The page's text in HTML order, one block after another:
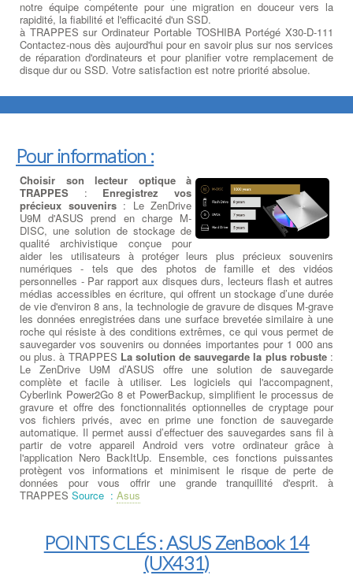
notre équipe compétente pour une migration en douceur vers la
rapidité, la fiabilité et l'efficacité d'un SSD.
à TRAPPES sur Ordinateur Portable TOSHIBA Portégé X30-D-111
Contactez-nous dès aujourd'hui pour en savoir plus sur nos services
de réparation d'ordinateurs et pour planifier votre remplacement de
disque dur ou SSD. Votre satisfaction est notre priorité absolue.
Pour information :
Choisir son lecteur optique à
TRAPPES : Enregistrez vos
précieux souvenirs: Le ZenDrive
U9M d'ASUS prend en charge M-
DISC, une solution de stockage de
qualité archivistique conçue pour
aider les utilisateurs à protéger leurs plus précieux souvenirs
numériques - tels que des photos de famille et des vidéos
personnelles - Par rapport aux disques durs, lecteurs flash et autres
médias accessibles en écriture, qui offrent un stockage d’une durée
de vie d'environ 8 ans, la technologie de gravure de disques M-grave
les données enregistrées dans une surface brevetée similaire à une
roche qui résiste à des conditions extrêmes, ce qui vous permet de
sauvegarder vos souvenirs ou données importantes pour 1 000 ans
ou plus. à TRAPPES La solution de sauvegarde la plus robuste:
Le ZenDrive U9M d’ASUS offre une solution de sauvegarde
complète et facile à utiliser. Les logiciels qui l'accompagnent,
Cyberlink Power2Go 8 et PowerBackup, simplifient le processus de
gravure et offre des fonctionnalités optionnelles de cryptage pour
vos fichiers privés, avec en prime une fonction de sauvegarde
automatique. Il permet aussi d’effectuer des sauvegardes sans fil à
partir de votre appareil Android vers votre ordinateur grâce à
l'application Nero BackItUp. Ensemble, ces fonctions puissantes
protègent vos informations et minimisent le risque de perte de
données pour vous offrir une grande tranquillité d'esprit. à
TRAPPES Source : Asus
POINTS CLÉS : ASUS ZenBook 14
(UX431)